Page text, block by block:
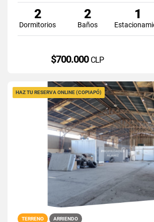
2
Dormitorios
2
Baños
1
$700.000 CLP
HAZ TU RESERVA ONLINE (COPIAPÓ)
TERRENO ARRIENDO